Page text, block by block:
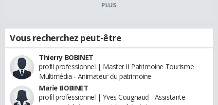
PLUS
Vous recherchez peut-être
Thierry BOBINET
profil professionnel | Master II Patrimoine Tourisme
Multimédia - Animateur du patrimoine
Marie BOBINET
profil professionnel | Yves Cougnaud - Assistante